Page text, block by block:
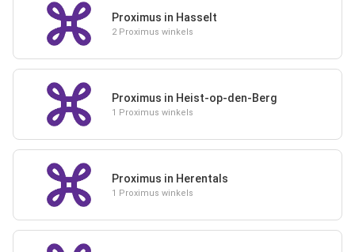
Proximus in Hasselt
2 Proximus winkels
Proximus in Heist-op-den-Berg
1 Proximus winkels
Proximus in Herentals
1 Proximus winkels